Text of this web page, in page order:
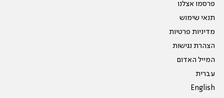
פרסמו אצלנו
תנאי שימוש
מדיניות פרטיות
הצהרת נגישות
המייל האדום
עברית
English